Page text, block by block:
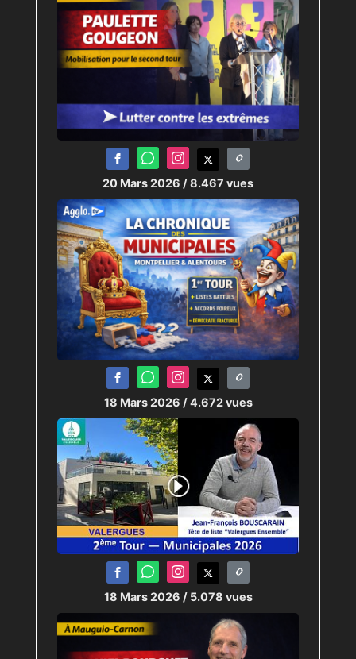
20 Mars 2026 / 8.467 vues
18 Mars 2026 / 4.672 vues
18 Mars 2026 / 5.078 vues